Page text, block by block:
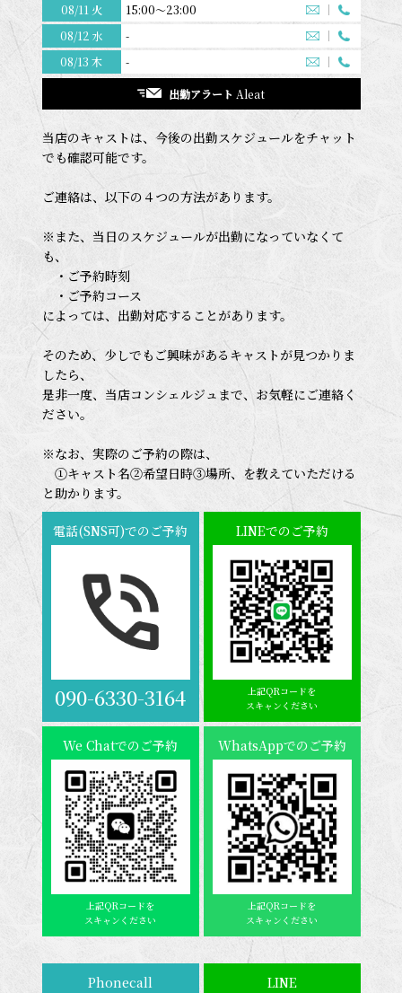
08/11 火
15:00～23:00
08/12 水
-
08/13 木
-
出勤アラート Aleat
当店のキャストは、今後の出勤スケジュールをチャット
でも確認可能です。
ご連絡は、以下の４つの方法があります。
※また、当日のスケジュールが出勤になっていなくて
も、
・ご予約時刻
・ご予約コース
によっては、出勤対応することがあります。
そのため、少しでもご興味があるキャストが見つかりま
したら、
是非一度、当店コンシェルジュまで、お気軽にご連絡く
ださい。
※なお、実際のご予約の際は、
①キャスト名②希望日時③場所、を教えていただける
と助かります。
電話(SNS可)でのご予約
090-6330-3164
LINEでのご予約
上記QRコードを
スキャンください
We Chatでのご予約
上記QRコードを
スキャンください
WhatsAppでのご予約
上記QRコードを
スキャンください
Phonecall LINE